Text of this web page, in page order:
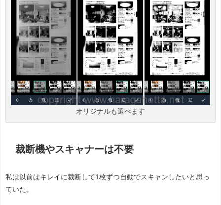
オリジナルも選べます
裁断機やスキャナーは不要
私は以前はキレイに裁断して1枚ずつ自動でスキャンしたいと思っ
ていた。